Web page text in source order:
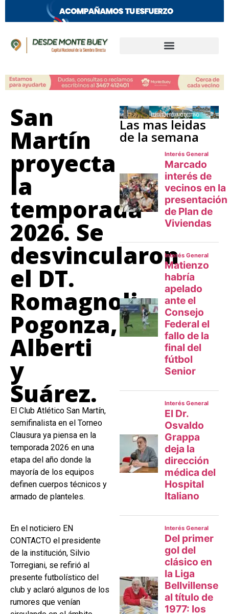
San
Martín
proyecta
la
temporada
2026. Se
desvincularon
el DT.
Romagnoli,
Pogonza,
Alberti
y
Suárez.
El Club Atlético San Martín,
semifinalista en el Torneo
Clausura ya piensa en la
temporada 2026 en una
etapa del año donde la
mayoría de los equipos
definen cuerpos técnicos y
armado de planteles.
En el noticiero EN
CONTACTO el presidente
de la institución, Silvio
Torregiani, se refirió al
presente futbolístico del
club y aclaró algunos de los
rumores que venían
Las mas leidas
de la semana